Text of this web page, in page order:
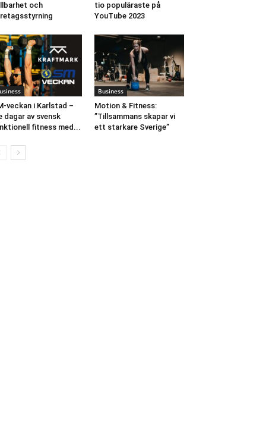
och
tio populäraste på
YouTube 2023
veckan i Karlstad –
dagar av svensk
fitness med...
Business
Motion & Fitness:
”Tillsammans skapar vi
ett starkare Sverige”